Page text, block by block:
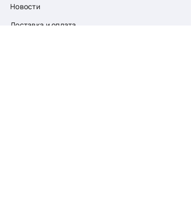
Новости
Доставка и оплата